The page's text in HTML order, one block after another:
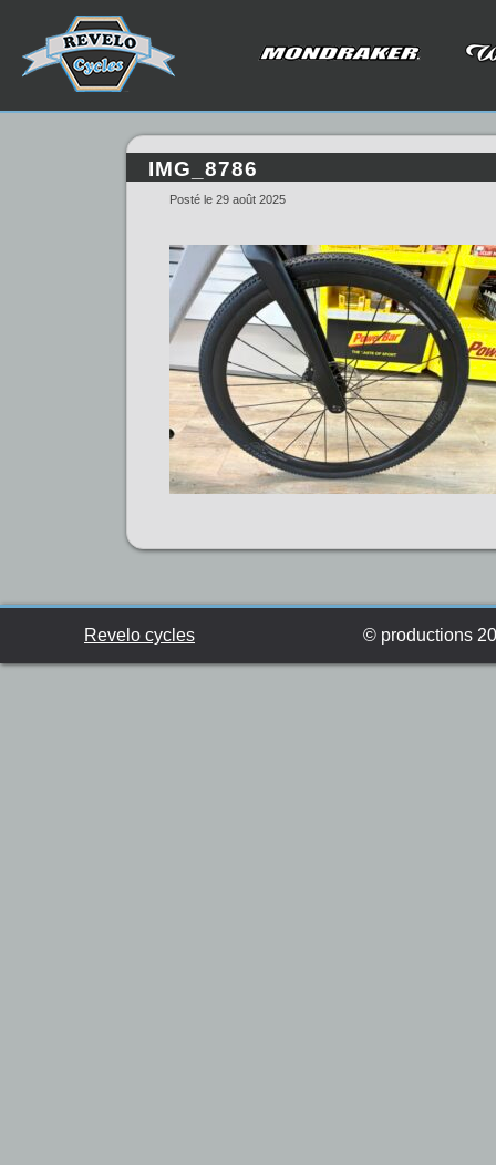
IMG_8786
Posté le 29 août 2025
Revelo cycles © productions